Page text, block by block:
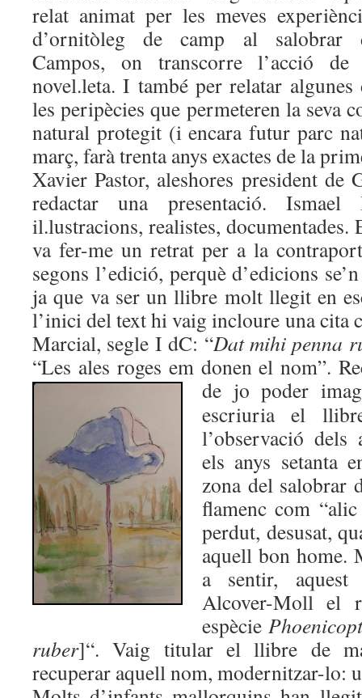
relat animat per les meves
d’ornitòleg de camp al salobrar
Campos, on transcorre l’acció
novel.leta. I també per relatar algunes
les peripècies que permeteren la seva
natural protegit (i encara futur parc
març, farà trenta anys exactes de la
Xavier Pastor, aleshores president de
redactar una presentació.
il.lustracions, realistes,
va fer-me un retrat per a la
segons l’edició, perquè d’edicions
ja que va ser un llibre molt llegit en
l’inici del text hi vaig incloure una cita
Marcial, segle I dC: “Dat mihi penna
“Les ales roges em donen el nom”.
de jo poder
escriuria el
l’observació dels
els anys setanta
zona del salobrar
flamenc com
perdut, desusat,
aquell bon home.
a sentir,
Alcover-Moll el
espècie
ruber]“. Vaig titular el llibre de
recuperar aquell nom, modernitzar-lo: